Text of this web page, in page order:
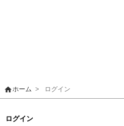
homeホーム > ログイン
ログイン